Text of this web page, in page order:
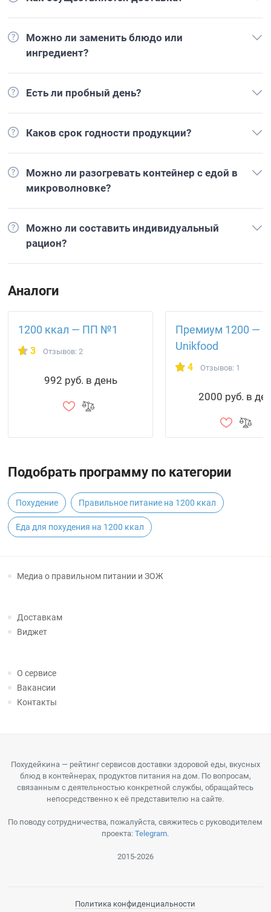
Можно ли заменить блюдо или
ингредиент?
Есть ли пробный день?
Каков срок годности продукции?
Можно ли разогревать контейнер с едой в
микроволновке?
Можно ли составить индивидуальный
рацион?
Аналоги
1200 ккал — ПП №1
3 Отзывов: 2
992 руб. в день
Премиум 1200 —
Unikfood
4 Отзывов: 1
2000 руб. в
Подобрать программу по категории
Похудение Правильное питание на 1200 ккал
Еда для похудения на 1200 ккал
Медиа о правильном питании и ЗОЖ
Доставкам
Виджет
О сервисе
Вакансии
Контакты
Похудейкина — рейтинг сервисов доставки здоровой еды, вкусных
блюд в контейнерах, продуктов питания на дом. По вопросам,
связанным с деятельностью конкретной службы, обращайтесь
непосредственно к её представителю на сайте.
По поводу сотрудничества, пожалуйста, свяжитесь с руководителем
проекта:Telegram.
2015-2026
Политика конфиденциальности